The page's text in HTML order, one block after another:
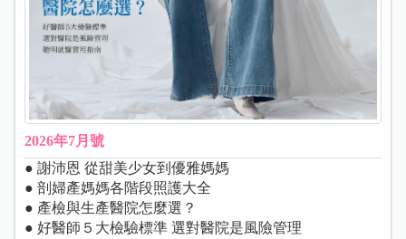
2026年7月號
● 謝沛恩 從甜美少女到優雅媽媽
● 剖婦產媽媽各階段照護大全
● 產檢與生產醫院怎麼選？
● 好醫師５大檢驗標準 選對醫院是風險管理